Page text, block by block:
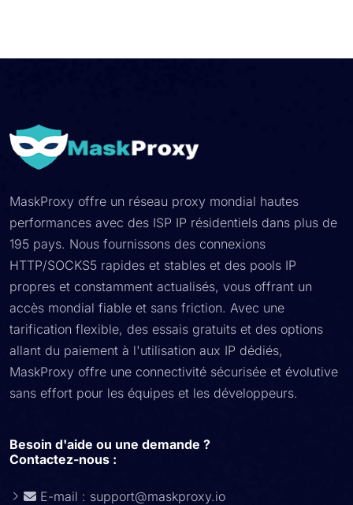
MaskProxy offre un réseau proxy mondial hautes
performances avec des ISP IP résidentiels dans plus de
195 pays. Nous fournissons des connexions
HTTP/SOCKS5 rapides et stables et des pools IP
propres et constamment actualisés, vous offrant un
accès mondial fiable et sans friction. Avec une
tarification flexible, des essais gratuits et des options
allant du paiement à l'utilisation aux IP dédiés,
MaskProxy offre une connectivité sécurisée et évolutive
sans effort pour les équipes et les développeurs.
Besoin d'aide ou une demande ?
Contactez-nous :
E-mail : support@maskproxy.io